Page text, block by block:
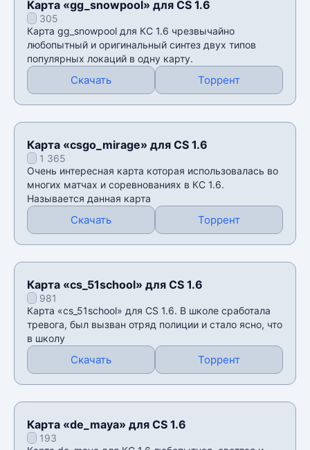
Карта «gg_snowpool» для CS 1.6
305
Карта gg_snowpool для КС 1.6 чрезвычайно
любопытный и оригинальный синтез двух типов
популярных локаций в одну карту.
Скачать Торрент
Карта «csgo_mirage» для CS 1.6
1 365
Очень интересная карта которая использовалась во
многих матчах и соревнованиях в КС 1.6.
Называется данная карта
Скачать Торрент
Карта «cs_51school» для CS 1.6
981
Карта «cs_51school» для CS 1.6. В школе сработала
тревога, был вызван отряд полиции и стало ясно, что
в школу
Скачать Торрент
Карта «de_maya» для CS 1.6
193